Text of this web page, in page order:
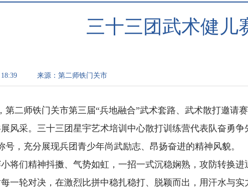
三十三团武术健儿
来源： 第二师铁门关市
第二师铁门关市第三届“兵地融合”武术套路、武术散打邀请
风采。三十三团星宇艺术培训中心散打训练营代表队奋勇
号，充分展现兵团青少年尚武励志、昂扬奋进的精神风貌。
将们精神抖擞、气势如虹，一招一式沉稳娴熟，攻防转换
一轮对决，在激烈比拼中稳扎稳打、脱颖而出，用汗水与实